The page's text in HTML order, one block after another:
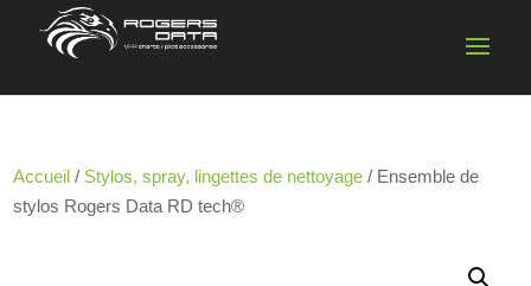
Accueil / Stylos, spray, lingettes de nettoyage / Ensemble de
stylos Rogers Data RD tech®